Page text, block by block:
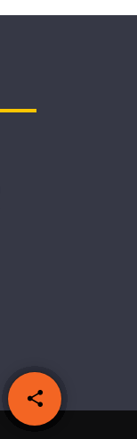
share
email